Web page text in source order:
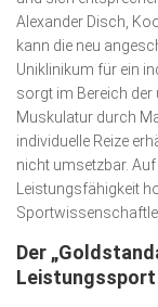
Alexander Disch,
kann die neu
Uniklinikum für ein
sorgt im Bereich der
Muskulatur durch
individuelle Reize
nicht umsetzbar.
Leistungsfähigkeit
Der
Leistungssport